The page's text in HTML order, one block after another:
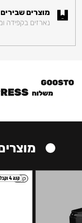
מוצרים שבירים
נארזים בקפידה
קל